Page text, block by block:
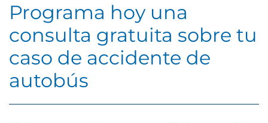
Programa hoy una
consulta gratuita sobre tu
caso de accidente de
autobús